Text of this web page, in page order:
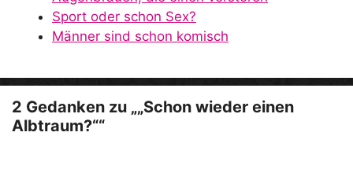
d
e
o
Sport oder schon Sex?
Männer sind schon komisch
2 Gedanken zu „„Schon wieder einen
Albtraum?““